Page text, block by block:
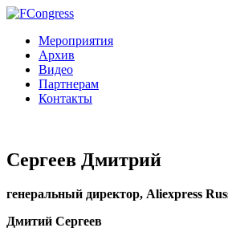
Мероприятия
Архив
Видео
Партнерам
Контакты
Сергеев Дмитрий
генеральный директор, Aliexpress
Дмитий Сергеев